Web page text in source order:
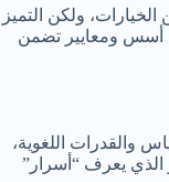
ولكن التميز
أسس ومعايير تضمن
والقدرات اللغوية،
يعرف “أسرار”